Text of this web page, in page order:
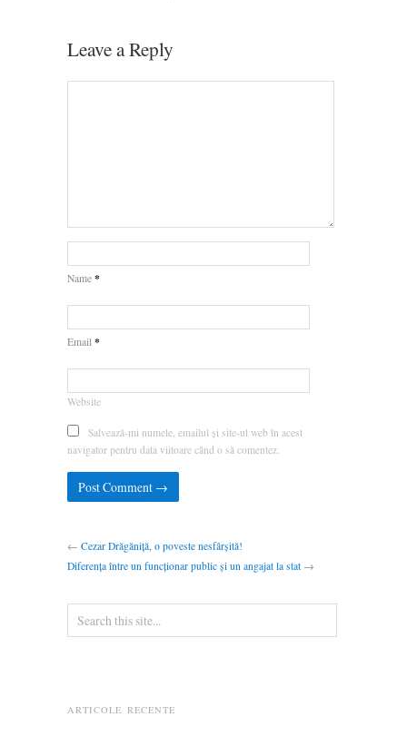
Leave a Reply
Name *
Email *
Website
Salvează-mi numele, emailul și site-ul web în acest
navigator pentru data viitoare când o să comentez.
← Cezar Drăgăniță, o poveste nesfârșită!
Diferența între un funcționar public și un angajat la stat →
ARTICOLE RECENTE